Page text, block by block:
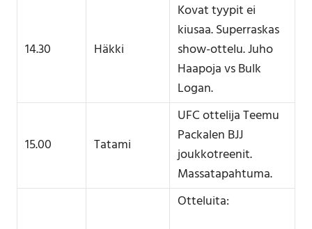
14.30 Häkki
Kovat tyypit ei
kiusaa. Superraskas
show-ottelu. Juho
Haapoja vs Bulk
Logan.
15.00 Tatami
UFC ottelija Teemu
Packalen BJJ
joukkotreenit.
Massatapahtuma.
Otteluita: